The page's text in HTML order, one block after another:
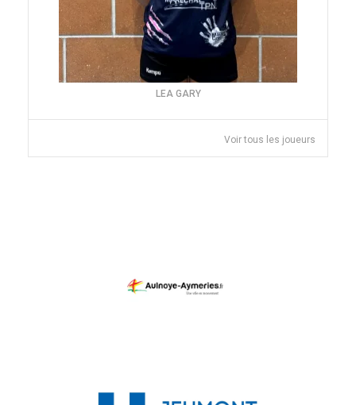
LEA GARY
Voir tous les joueurs